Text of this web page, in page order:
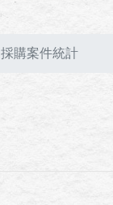
採購案件統計